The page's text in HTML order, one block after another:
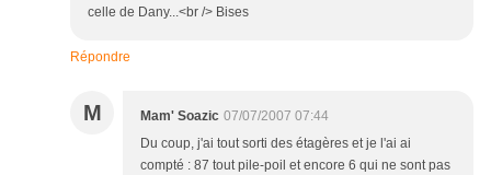
celle de Dany...<br /> Bises
Répondre
M Mam' Soazic 07/07/2007 07:44
Du coup, j'ai tout sorti des étagères et je l'ai ai
compté : 87 tout pile-poil et encore 6 qui ne sont pas